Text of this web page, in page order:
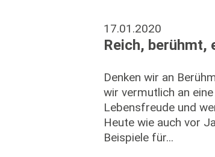
17.01.2020
Reich,
Denken wir an
wir vermutlich an
Lebensfreude und
Heute wie auch vor
Beispiele für...